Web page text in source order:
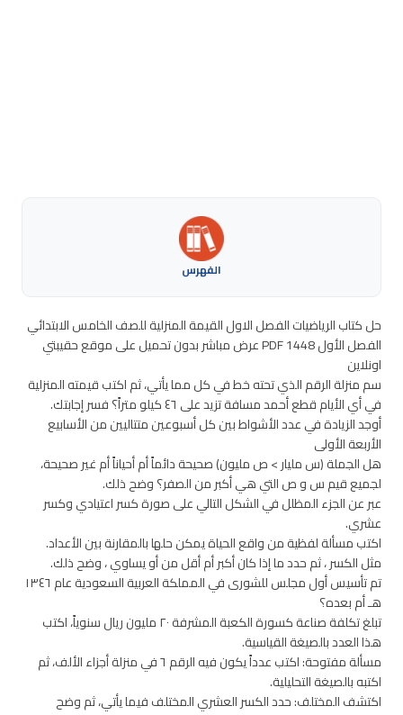
الفهرس
حل كتاب الرياضيات الفصل الاول القيمة المنزلية للصف الخامس الابتدائي
الفصل الأول 1448 PDF عرض مباشر بدون تحميل على موقع حقيبتي
اونلاين
سم منزلة الرقم الذي تحته خط في كل مما يأتي، ثم اكتب قيمته المنزلية
في أي الأيام قطع أحمد مسافة تزيد على ٤٦ كيلو متراً؟ فسر إجابتك.
أوجد الزيادة في عدد الأشواط بين كل أسبوعين متتاليين من الأسابيع
الأربعة الأولى
هل الجملة (س مليار > ص مليون) صحيحة دائماً أم أحياناً أم غير صحيحة،
لجميع قيم س و ص التي هي أكبر من الصفر؟ وضح ذلك.
عبر عن الجزء المظلل في الشكل التالي على صورة كسر اعتيادي وكسر
عشري.
اكتب مسألة لفظية من واقع الحياة يمكن حلها بالمقارنة بين الأعداد.
مثل الكسر ، ثم حدد ما إذا كان أكبر أم أقل من أو يساوي ، وضح ذلك.
تم تأسيس أول مجلس للشورى في المملكة العربية السعودية عام ١٣٤٦
هـ أم بعده؟
تبلغ تكلفة صناعة كسورة الكعبة المشرفة ٢٠ مليون ريال سنوياً، اكتب
هذا العدد بالصيغة القياسية.
مسألة مفتوحة: اكتب عدداً يكون فيه الرقم ٦ في منزلة أجزاء الألف، ثم
اكتبه بالصيغة التحليلية.
اكتشف المختلف: حدد الكسر العشري المختلف فيما يأتي، ثم وضح